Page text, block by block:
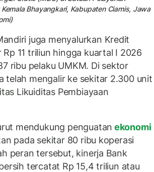
Bhayangkari, Kabupaten Ciamis, Jawa
juga menyalurkan Kredit
Rp 11 triliun hingga kuartal I 2026
ribu pelaku UMKM. Di sektor
telah mengalir ke sekitar 2.300 unit
Likuiditas Pembiayaan
mendukung penguatan ekonomi
pada sekitar 80 ribu koperasi
peran tersebut, kinerja Bank
tercatat Rp 15,4 triliun atau